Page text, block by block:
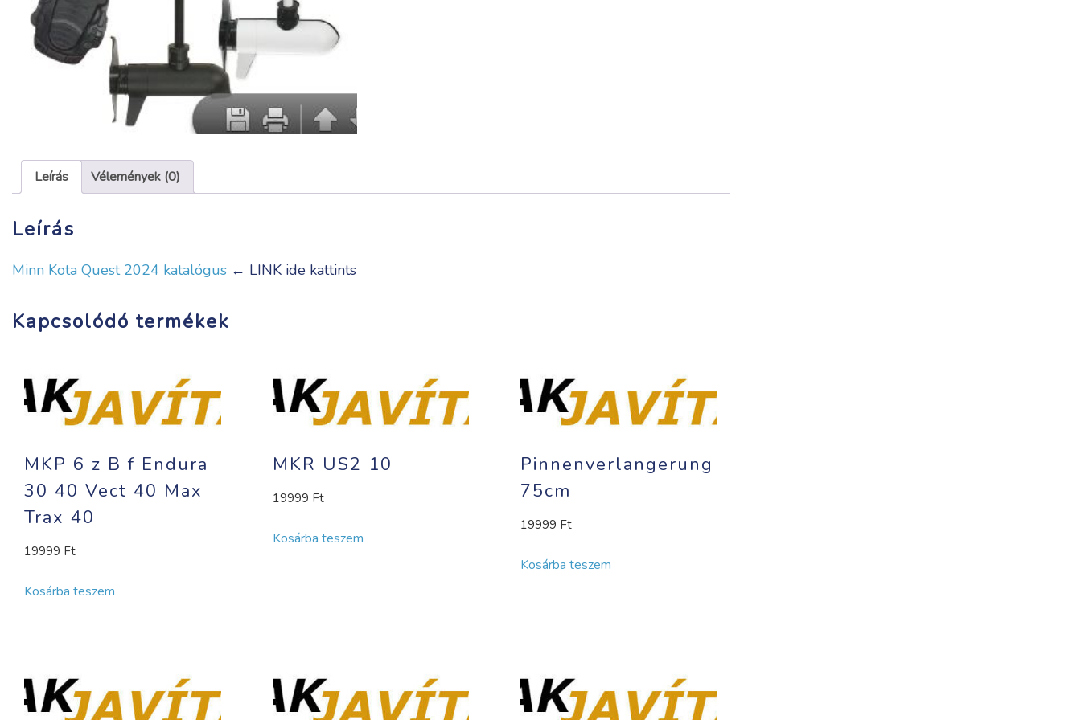
Leírás Vélemények (0)
Leírás
Minn Kota Quest 2024 katalógus ← LINK ide kattints
Kapcsolódó termékek
MKP 6 z B f Endura
30 40 Vect 40 Max
Trax 40
19999 Ft
Kosárba teszem
MKR US2 10
19999 Ft
Kosárba teszem
Pinnenverlangerung
75cm
19999 Ft
Kosárba teszem